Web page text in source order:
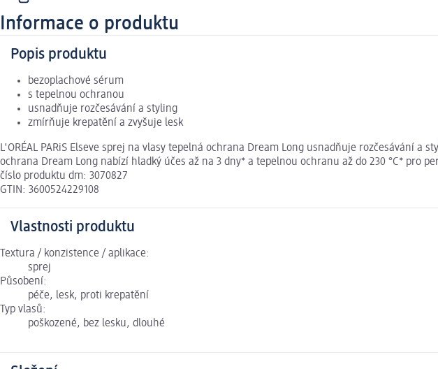
Informace o produktu
Popis produktu
bezoplachové sérum
s tepelnou ochranou
usnadňuje rozčesávání a styling
zmírňuje krepatění a zvyšuje lesk
L'ORÉAL PARiS Elseve sprej na vlasy tepelná ochrana Dream Long usnadňuje rozčesávání
ochrana Dream Long nabízí hladký účes až na 3 dny* a tepelnou ochranu až do 230 °C* pro
číslo produktu dm: 3070827
GTIN: 3600524229108
Vlastnosti produktu
Textura / konzistence / aplikace:
sprej
Působení:
péče, lesk, proti krepatění
Typ vlasů:
poškozené, bez lesku, dlouhé